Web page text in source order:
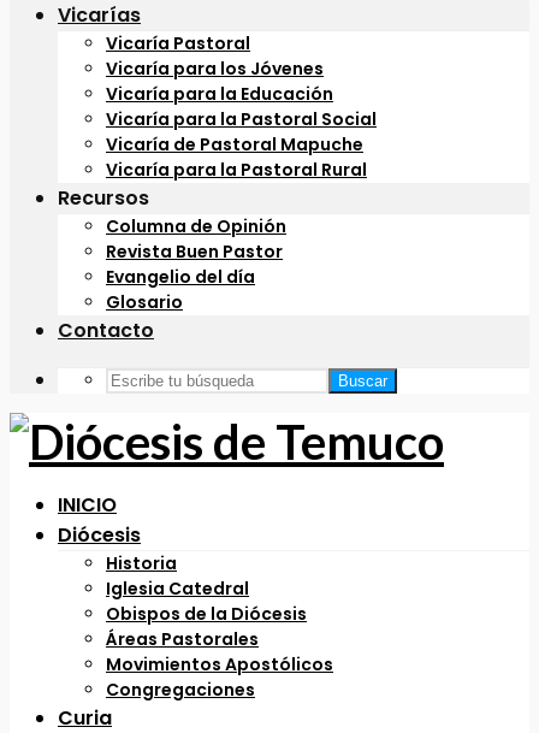
Vicarías
Vicaría Pastoral
Vicaría para los Jóvenes
Vicaría para la Educación
Vicaría para la Pastoral Social
Vicaría de Pastoral Mapuche
Vicaría para la Pastoral Rural
Recursos
Columna de Opinión
Revista Buen Pastor
Evangelio del día
Glosario
Contacto
Buscar
INICIO
Diócesis
Historia
Iglesia Catedral
Obispos de la Diócesis
Áreas Pastorales
Movimientos Apostólicos
Congregaciones
Curia